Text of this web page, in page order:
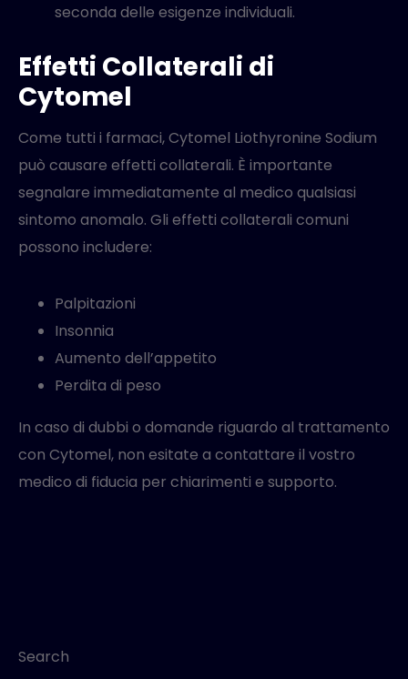
seconda delle esigenze individuali.
Effetti Collaterali di
Cytomel
Come tutti i farmaci, Cytomel Liothyronine Sodium
può causare effetti collaterali. È importante
segnalare immediatamente al medico qualsiasi
sintomo anomalo. Gli effetti collaterali comuni
possono includere:
Palpitazioni
Insonnia
Aumento dell’appetito
Perdita di peso
In caso di dubbi o domande riguardo al trattamento
con Cytomel, non esitate a contattare il vostro
medico di fiducia per chiarimenti e supporto.
Search